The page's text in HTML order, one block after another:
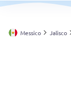
Svizzera
Messico Jalisco